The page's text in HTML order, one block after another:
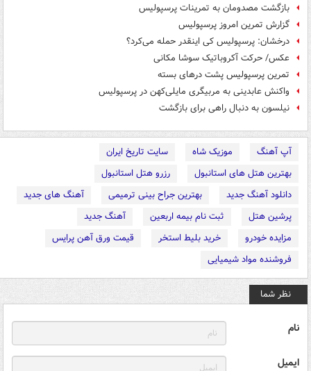
بازگشت مصدومان به تمرینات پرسپولیس
گزارش تمرین امروز پرسپولیس
درخشان: پرسپولیس کی اینقدر حمله می‌کرد؟
عکس/ حرکت آکروباتیک سوشا مکانی
تمرین پرسپولیس پشت درهای بسته
واکنش عابدینی به مربیگری مایلی‌کهن در پرسپولیس
نیلسون به دنبال راهی برای بازگشت
آپ آهنگ موزیک شاه
سایت تاریخ ایران
بهترین هتل های استانبول
رزرو هتل استانبول
دانلود آهنگ جدید
بهترین جراح بینی ترمیمی
آهنگ های جدید
پرشین هتل
ثبت نام بیمه اربعین
آهنگ جدید
مزایده خودرو
خرید بلیط استخر
قیمت ورق آهن پرایس
فروشنده مواد شیمیایی
نظر شما
نام
ایمیل